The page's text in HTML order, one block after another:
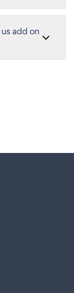
add on